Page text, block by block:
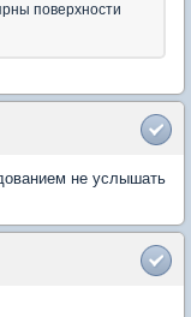
поверхности
не услышать